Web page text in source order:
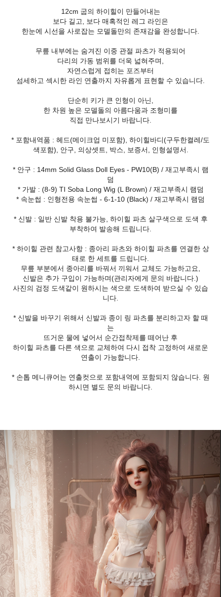
12cm 굽의 하이힐이 만들어내는
보다 길고, 보다 매혹적인 레그 라인은
한눈에 시선을 사로잡는 모델돌만의 존재감을 완성합니다.
무릎 내부에는 숨겨진 이중 관절 파츠가 적용되어
다리의 가동 범위를 더욱 넓혀주며,
자연스럽게 접히는 포즈부터
섬세하고 섹시한 라인 연출까지 자유롭게 표현할 수 있습니다.
단순히 키가 큰 인형이 아닌,
한 차원 높은 모델돌의 아름다움과 조형미를
직접 만나보시기 바랍니다.
* 포함내역품 : 헤드(메이크업 미포함), 하이힐바디(구두한켤레/도
색포함), 안구, 의상셋트, 박스, 보증서, 인형설명서.
* 안구 : 14mm Solid Glass Doll Eyes - PW10(B) / 재고부족시 램
덤
* 가발 : (8-9) TI Soba Long Wig (L Brown) / 재고부족시 램덤
* 속눈썹 : 인형전용 속눈썹 - 6-1-10 (Black) / 재고부족시 램덤
* 신발 : 일반 신발 착용 불가능, 하이힐 파츠 살구색으로 도색 후
부착하여 발송해 드립니다.
* 하이힐 관련 참고사항 : 종아리 파츠와 하이힐 파츠를 연결한 상
태로 한 세트를 드립니다.
무릎 부분에서 종아리를 바꿔서 끼워서 교체도 가능하고요,
신발은 추가 구입이 가능하며(관리자에게 문의 바랍니다.)
사진의 검정 도색같이 원하시는 색으로 도색하여 받으실 수 있습
니다.
* 신발을 바꾸기 위해서 신발과 종이 링 파츠를 분리하고자 할 때
는
뜨거운 물에 넣어서 순간접착제를 떼어난 후
하이힐 파츠를 다른 색으로 교체하여 다시 접착 고정하여 새로운
연출이 가능합니다.
* 손톱 메니큐어는 연출컷으로 포함내역에 포함되지 않습니다. 원
하시면 별도 문의 바랍니다.